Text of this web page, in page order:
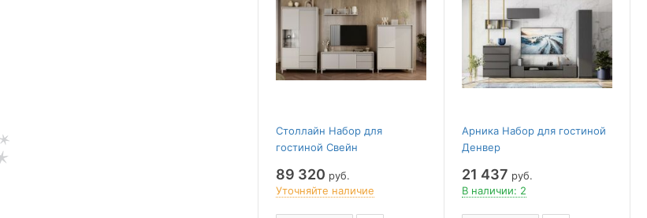
Столлайн Набор для
гостиной Свейн
89 320 руб.
Уточняйте наличие
Арника Набор для гостиной
Денвер
21 437 руб.
В наличии: 2